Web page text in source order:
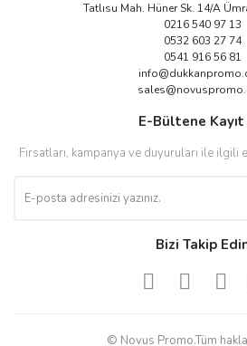
Tatlısu Mah. Hüner Sk. 14/A
0216 540 97 13
0532 603 27 74
0541 916 56 81
E-Bültene
Fırsatları, kampanya ve duyuruları ile
Bizi Takip
© Novus Promo.Tüm